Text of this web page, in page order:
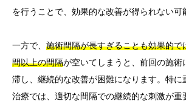
を行うことで、効果的な改善が得られない可
一方で、 施術間隔が長すぎることも効果的で
間以上の間隔が空いてしまうと、前回の施術
滞し、継続的な改善が困難になります。特に
治療では、適切な間隔での継続的な刺激が重